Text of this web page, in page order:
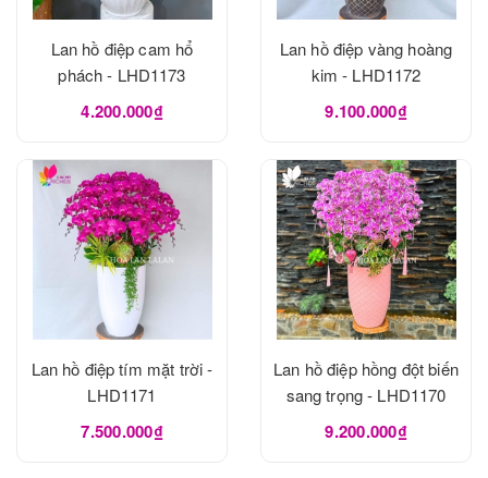
Lan hồ điệp cam hổ
phách - LHD1173
4.200.000₫
Lan hồ điệp vàng hoàng
kim - LHD1172
9.100.000₫
Lan hồ điệp tím mặt trời -
LHD1171
7.500.000₫
Lan hồ điệp hồng đột biến
sang trọng - LHD1170
9.200.000₫